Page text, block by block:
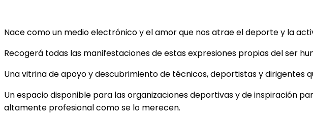
Nace como un medio electrónico y el amor que nos atrae el deporte y la
Recogerá todas las manifestaciones de estas expresiones propias del ser
Una vitrina de apoyo y descubrimiento de técnicos, deportistas y dirigentes
Un espacio disponible para las organizaciones deportivas y de inspiración
altamente profesional como se lo merecen.